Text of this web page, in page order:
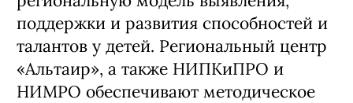
поддержки и развития способностей и
талантов у детей. Региональный центр
«Альтаир», а также НИПКиПРО и
НИМРО обеспечивают методическое